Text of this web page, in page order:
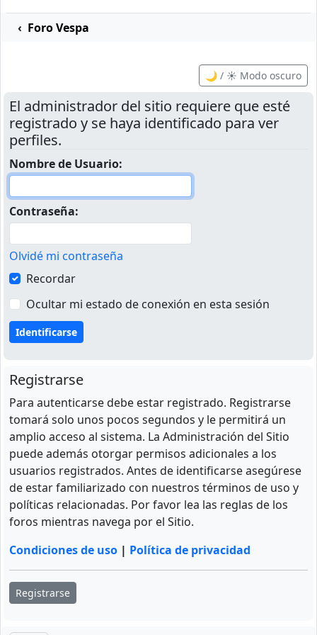
Foro Vespa
🌙 / ☀️ Modo oscuro
El administrador del sitio requiere que esté
registrado y se haya identificado para ver
perfiles.
Nombre de Usuario:
Contraseña:
Olvidé mi contraseña
Recordar
Ocultar mi estado de conexión en esta sesión
Registrarse
Para autenticarse debe estar registrado. Registrarse
tomará solo unos pocos segundos y le permitirá un
amplio acceso al sistema. La Administración del Sitio
puede además otorgar permisos adicionales a los
usuarios registrados. Antes de identificarse asegúrese
de estar familiarizado con nuestros términos de uso y
políticas relacionadas. Por favor lea las reglas de los
foros mientras navega por el Sitio.
Condiciones de uso | Política de privacidad
Registrarse